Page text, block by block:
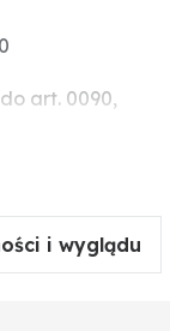
art. 0090,
-30° do
i wyglądu